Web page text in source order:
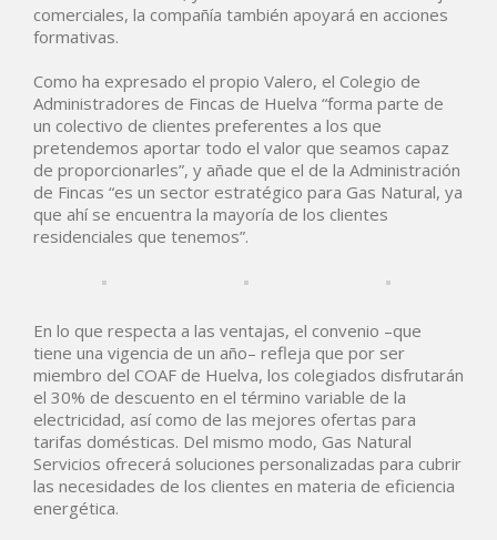
comerciales, la compañía también apoyará en acciones
formativas.
Como ha expresado el propio Valero, el Colegio de
Administradores de Fincas de Huelva “forma parte de
un colectivo de clientes preferentes a los que
pretendemos aportar todo el valor que seamos capaz
de proporcionarles”, y añade que el de la Administración
de Fincas “es un sector estratégico para Gas Natural, ya
que ahí se encuentra la mayoría de los clientes
residenciales que tenemos”.
En lo que respecta a las ventajas, el convenio –que
tiene una vigencia de un año– refleja que por ser
miembro del COAF de Huelva, los colegiados disfrutarán
el 30% de descuento en el término variable de la
electricidad, así como de las mejores ofertas para
tarifas domésticas. Del mismo modo, Gas Natural
Servicios ofrecerá soluciones personalizadas para cubrir
las necesidades de los clientes en materia de eficiencia
energética.